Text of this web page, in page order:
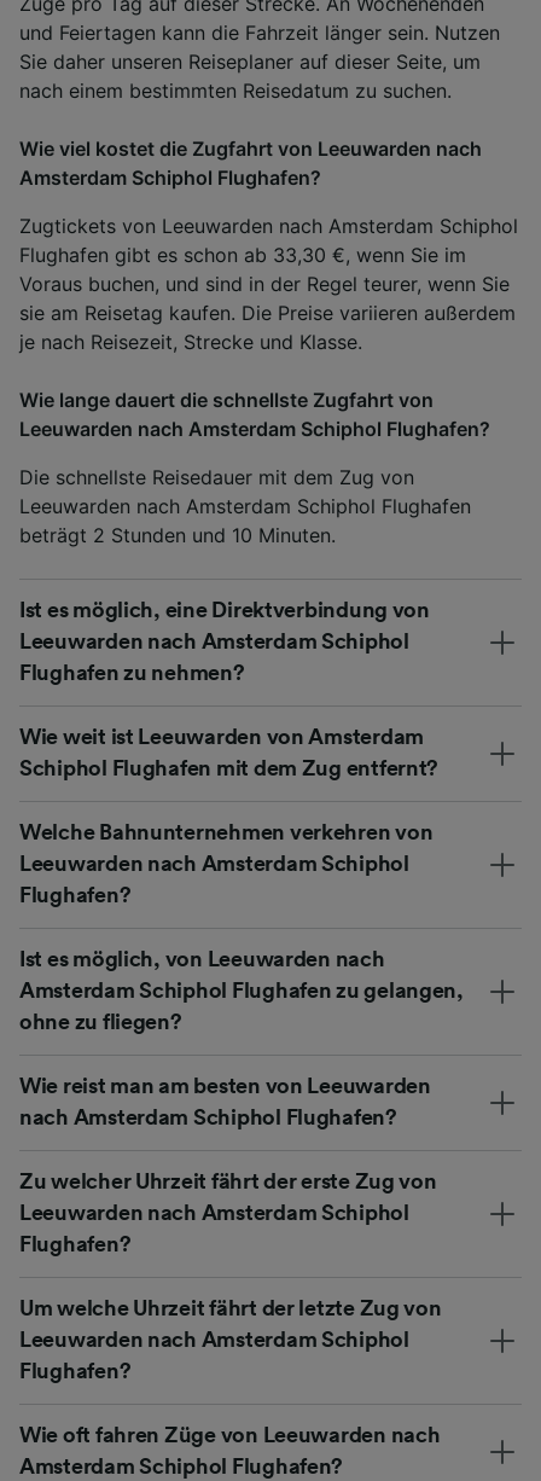
und Feiertagen kann die Fahrzeit länger sein. Nutzen
Sie daher unseren Reiseplaner auf dieser Seite, um
nach einem bestimmten Reisedatum zu suchen.
Wie viel kostet die Zugfahrt von Leeuwarden nach
Amsterdam Schiphol Flughafen?
Zugtickets von Leeuwarden nach Amsterdam Schiphol
Flughafen gibt es schon ab 33,30 €, wenn Sie im
Voraus buchen, und sind in der Regel teurer, wenn Sie
sie am Reisetag kaufen. Die Preise variieren außerdem
je nach Reisezeit, Strecke und Klasse.
Wie lange dauert die schnellste Zugfahrt von
Leeuwarden nach Amsterdam Schiphol Flughafen?
Die schnellste Reisedauer mit dem Zug von
Leeuwarden nach Amsterdam Schiphol Flughafen
beträgt 2 Stunden und 10 Minuten.
Ist es möglich, eine Direktverbindung von
Leeuwarden nach Amsterdam Schiphol
Flughafen zu nehmen?
Wie weit ist Leeuwarden von Amsterdam
Schiphol Flughafen mit dem Zug entfernt?
Welche Bahnunternehmen verkehren von
Leeuwarden nach Amsterdam Schiphol
Flughafen?
Ist es möglich, von Leeuwarden nach
Amsterdam Schiphol Flughafen zu gelangen,
ohne zu fliegen?
Wie reist man am besten von Leeuwarden
nach Amsterdam Schiphol Flughafen?
Zu welcher Uhrzeit fährt der erste Zug von
Leeuwarden nach Amsterdam Schiphol
Flughafen?
Um welche Uhrzeit fährt der letzte Zug von
Leeuwarden nach Amsterdam Schiphol
Flughafen?
Wie oft fahren Züge von Leeuwarden nach
Amsterdam Schiphol Flughafen?